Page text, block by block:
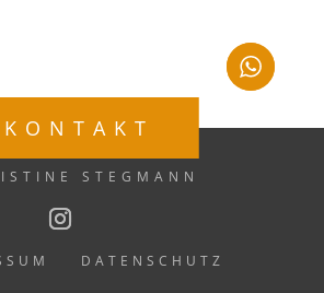
STEGMANN
KONTAKT
DATENSCHUTZ